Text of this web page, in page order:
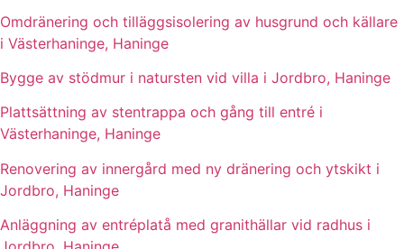
Omdränering och tilläggsisolering av husgrund och källare
i Västerhaninge, Haninge
Bygge av stödmur i natursten vid villa i Jordbro, Haninge
Plattsättning av stentrappa och gång till entré i
Västerhaninge, Haninge
Renovering av innergård med ny dränering och ytskikt i
Jordbro, Haninge
Anläggning av entréplatå med granithällar vid radhus i